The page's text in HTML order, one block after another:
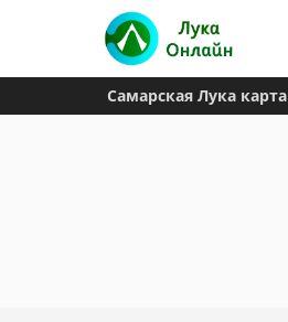
Самарская Лука карта